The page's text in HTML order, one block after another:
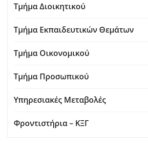
Τμήμα Διοικητικού
Τμήμα Εκπαιδευτικών Θεμάτων
Τμήμα Οικονομικού
Τμήμα Προσωπικού
Υπηρεσιακές Μεταβολές
Φροντιστήρια – ΚΞΓ